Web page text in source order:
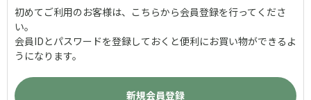
初めてご利用のお客様は、こちらから会員登録を行ってくださ
い。
会員IDとパスワードを登録しておくと便利にお買い物ができるよ
うになります。